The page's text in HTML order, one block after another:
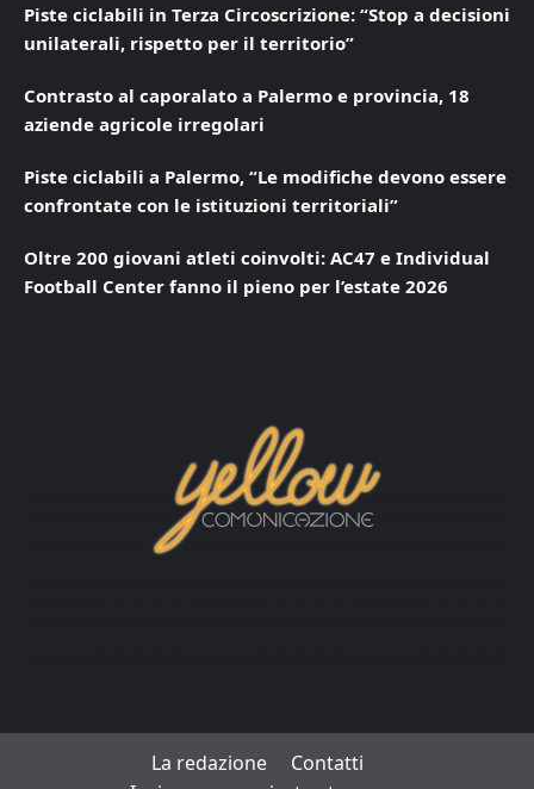
Piste ciclabili in Terza Circoscrizione: “Stop a decisioni
unilaterali, rispetto per il territorio”
Contrasto al caporalato a Palermo e provincia, 18
aziende agricole irregolari
Piste ciclabili a Palermo, “Le modifiche devono essere
confrontate con le istituzioni territoriali”
Oltre 200 giovani atleti coinvolti: AC47 e Individual
Football Center fanno il pieno per l’estate 2026
La redazione
Contatti